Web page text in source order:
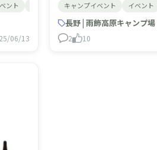
に
雨
と
ント Coleman
06/13
トで、今回はそば打ち
す。その他、地元で採れ
のこ汁や地酒の振る舞
キャンプイベント イベント
長野 | 雨飾高原キャンプ場
2 10